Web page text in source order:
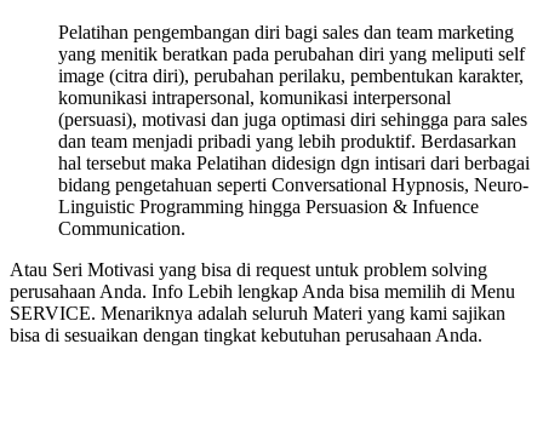
Pelatihan pengembangan diri bagi sales dan team marketing
yang menitik beratkan pada perubahan diri yang meliputi self
image (citra diri), perubahan perilaku, pembentukan karakter,
komunikasi intrapersonal, komunikasi interpersonal
(persuasi), motivasi dan juga optimasi diri sehingga para sales
dan team menjadi pribadi yang lebih produktif. Berdasarkan
hal tersebut maka Pelatihan didesign dgn intisari dari berbagai
bidang pengetahuan seperti Conversational Hypnosis, Neuro-
Linguistic Programming hingga Persuasion & Infuence
Communication.
Atau Seri Motivasi yang bisa di request untuk problem solving
perusahaan Anda. Info Lebih lengkap Anda bisa memilih di Menu
SERVICE. Menariknya adalah seluruh Materi yang kami sajikan
bisa di sesuaikan dengan tingkat kebutuhan perusahaan Anda.